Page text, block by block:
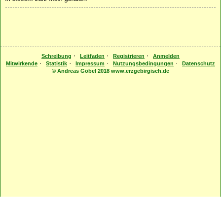
Schreibung · Leitfaden · Registrieren ·
Anmelden
Mitwirkende · Statistik · Impressum · Nutzungsbedingungen ·
Datenschutz
© Andreas Göbel 2018 www.erzgebirgisch.de